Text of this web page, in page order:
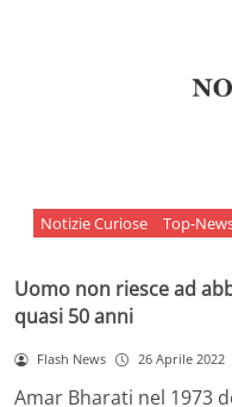
Notizie Curiose Top-
Uomo non riesce ad
quasi 50 anni
Flash News 26 Aprile 2022
Amar Bharati nel 1973